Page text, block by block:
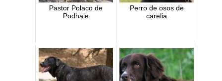
Pastor Polaco de
Podhale
Perro de osos de
carelia